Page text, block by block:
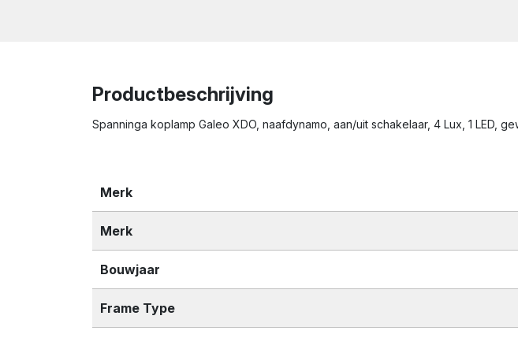
Productbeschrijving
Spanninga koplamp Galeo XDO, naafdynamo, aan/uit schakelaar, 4 Lux, 1 LED,
Merk
Merk
Bouwjaar
Frame Type